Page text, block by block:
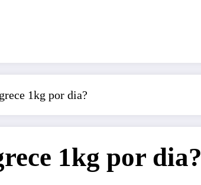
1kg por dia?
1kg por dia?